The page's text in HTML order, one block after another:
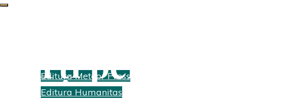
Editura Meteor Press
Editura Humanitas
Cărți pentru copii
Recenzii cărti Archive for category "Cărți pentru copii"